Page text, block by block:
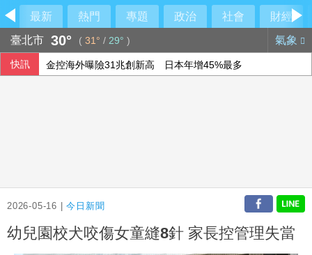
最新 熱門 專題 政治 社會
財經
臺北市 30° ( 31° / 29° ) 氣象
快訊 金控海外曝險31兆創新高 日本年增45%最多
2026-05-16 |今日新聞
幼兒園校犬咬傷女童縫8針 家長控管理失當